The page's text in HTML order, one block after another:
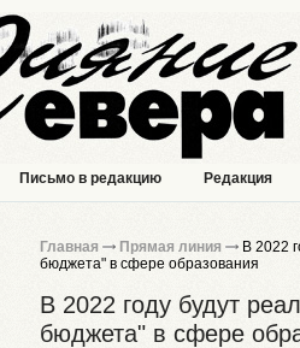
Письмо в редакцию Редакция
Главная Прямая линия
В 2022
бюджета" в сфере образования
В 2022 году будут
бюджета" в сфере